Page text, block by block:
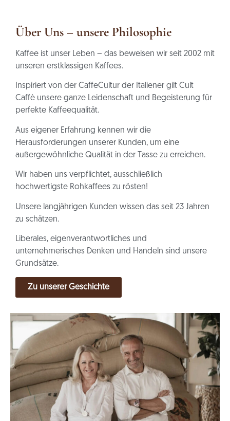
Über Uns – unsere Philosophie
Kaffee ist unser Leben – das beweisen wir seit 2002 mit
unseren erstklassigen Kaffees.
Inspiriert von der CaffeCultur der Italiener gilt Cult
Caffè unsere ganze Leidenschaft und Begeisterung für
perfekte Kaffeequalität.
Aus eigener Erfahrung kennen wir die
Herausforderungen unserer Kunden, um eine
außergewöhnliche Qualität in der Tasse zu erreichen.
Wir haben uns verpflichtet, ausschließlich
hochwertigste Rohkaffees zu rösten!
Unsere langjährigen Kunden wissen das seit 23 Jahren
zu schätzen.
Liberales, eigenverantwortliches und
unternehmerisches Denken und Handeln sind unsere
Grundsätze.
Zu unserer Geschichte